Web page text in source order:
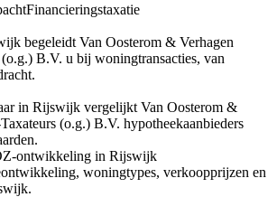
Financieringstaxatie
begeleidt Van Oosterom & Verhagen
B.V. u bij woningtransacties, van
in Rijswijk vergelijkt Van Oosterom &
(o.g.) B.V. hypotheekaanbieders
ontwikkeling in Rijswijk
woningtypes, verkoopprijzen en